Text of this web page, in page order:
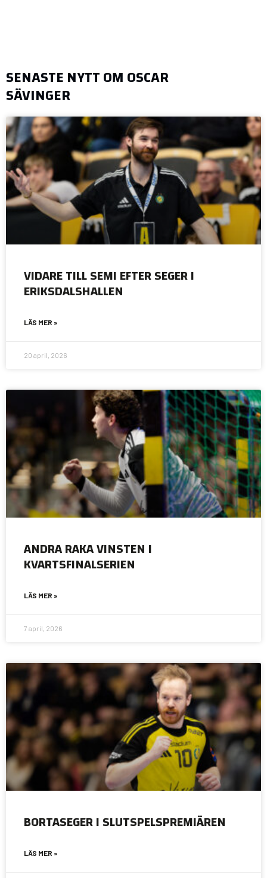
SENASTE NYTT OM OSCAR
SÄVINGER
VIDARE TILL SEMI EFTER SEGER I
ERIKSDALSHALLEN
LÄS MER »
20 april, 2026
ANDRA RAKA VINSTEN I
KVARTSFINALSERIEN
LÄS MER »
7 april, 2026
BORTASEGER I SLUTSPELSPREMIÄREN
LÄS MER »